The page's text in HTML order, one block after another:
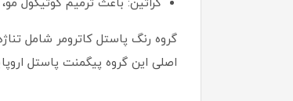
کراتین: باعث ترمیم کوتیکول
گروه رنگ پاستل کاترومر شامل
اصلی این گروه پیگمنت پاستل